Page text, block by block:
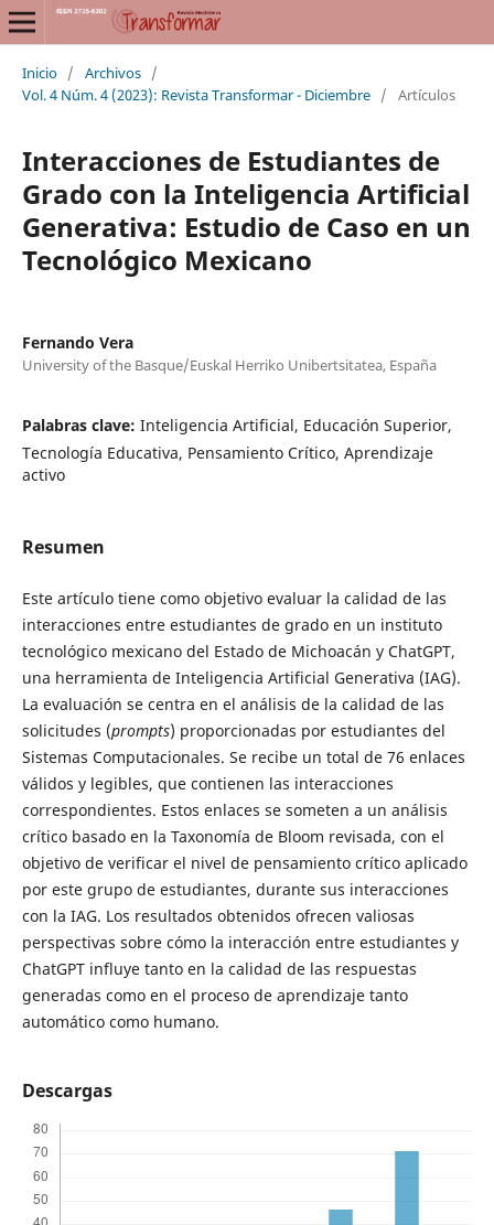
Inicio / Archivos /
Vol. 4 Núm. 4 (2023): Revista Transformar - Diciembre / Artículos
Interacciones de Estudiantes de
Grado con la Inteligencia Artificial
Generativa: Estudio de Caso en un
Tecnológico Mexicano
Fernando Vera
University of the Basque/Euskal Herriko Unibertsitatea, España
Palabras clave: Inteligencia Artificial, Educación Superior,
Tecnología Educativa, Pensamiento Crítico, Aprendizaje
activo
Resumen
Este artículo tiene como objetivo evaluar la calidad de las
interacciones entre estudiantes de grado en un instituto
tecnológico mexicano del Estado de Michoacán y ChatGPT,
una herramienta de Inteligencia Artificial Generativa (IAG).
La evaluación se centra en el análisis de la calidad de las
solicitudes (prompts) proporcionadas por estudiantes del
Sistemas Computacionales. Se recibe un total de 76 enlaces
válidos y legibles, que contienen las interacciones
correspondientes. Estos enlaces se someten a un análisis
crítico basado en la Taxonomía de Bloom revisada, con el
objetivo de verificar el nivel de pensamiento crítico aplicado
por este grupo de estudiantes, durante sus interacciones
con la IAG. Los resultados obtenidos ofrecen valiosas
perspectivas sobre cómo la interacción entre estudiantes y
ChatGPT influye tanto en la calidad de las respuestas
generadas como en el proceso de aprendizaje tanto
automático como humano.
Descargas